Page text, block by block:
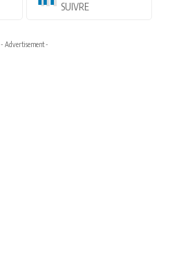
SUIVRE
- Advertisement -